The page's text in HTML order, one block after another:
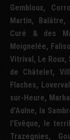
Gembloux,
Martin, Balâtre,
Curé & des
Moignelée,
Vitrival, Le
de Châtelet,
Flaches,
sur-Heure,
d’Aulne, la
l’Evêque, le
Trazegnies,